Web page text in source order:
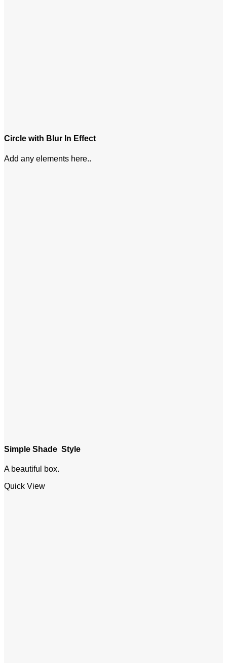
Circle with Blur In Effect
Add any elements here..
Simple Shade Style
A beautiful box.
Quick View